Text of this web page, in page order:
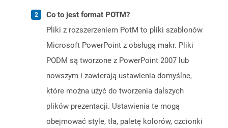
Co to jest format POTM?
Pliki z rozszerzeniem PotM to pliki szablonów
Microsoft PowerPoint z obsługą makr. Pliki
PODM są tworzone z PowerPoint 2007 lub
nowszym i zawierają ustawienia domyślne,
które można użyć do tworzenia dalszych
plików prezentacji. Ustawienia te mogą
obejmować style, tła, paletę kolorów, czcionki